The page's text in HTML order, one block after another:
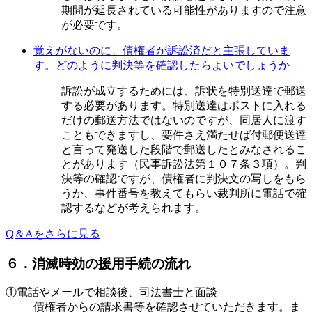
期間が延長されている可能性がありますので注意
が必要です。
覚えがないのに、債権者が訴訟済だと主張していま
す。どのように判決等を確認したらよいでしょうか
訴訟が成立するためには、訴状を特別送達で郵送
する必要があります。特別送達はポストに入れる
だけの郵送方法ではないのですが、同居人に渡す
こともできますし、要件さえ満たせば付郵便送達
と言って発送した段階で郵送したとみなされるこ
とがあります（民事訴訟法第１０７条３項）。判
決等の確認ですが、債権者に判決文の写しをもら
うか、事件番号を教えてもらい裁判所に電話で確
認するなどが考えられます。
Q＆Aをさらに見る
６．消滅時効の援用手続の流れ
①電話やメールで相談後、司法書士と面談
債権者からの請求書等を確認させていただきます。ま